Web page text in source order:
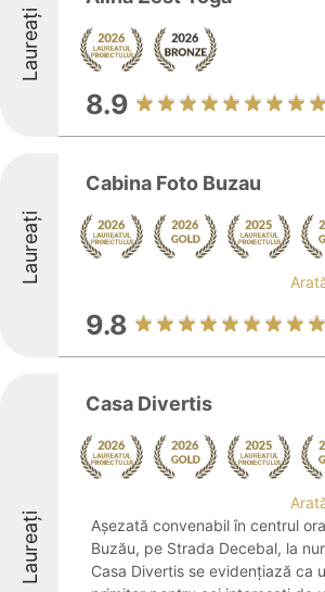
Laureați
8.9
Laureați
Cabina Foto Buzau
9.8
Laureați
Casa Divertis
Așezată convenabil în centrul
Buzău, pe Strada Decebal, la
Casa Divertis se evidențiază ca